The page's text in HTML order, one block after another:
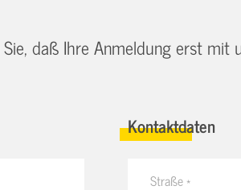
daß Ihre Anmeldung erst mit
Kontaktdaten